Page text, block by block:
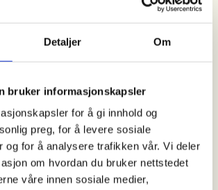
Detaljer Om
bruker informasjonskapsler
for å gi innhold og
preg, for å levere sosiale
og for å analysere trafikken vår. Vi deler
om hvordan du bruker nettstedet
våre innen sosiale medier,
denne gangen er at det er Jacuzzi,
går turen til Aremark og hytta Nord
oss så godt som mulig. Plasser i
stå på det heller. Men om du vil
god plass til parkering der.